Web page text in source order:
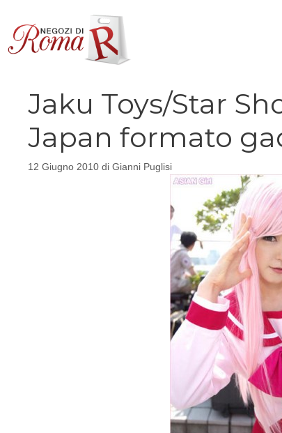
contenuto
Jaku Toys/Star
Japan formato
12 Giugno 2010 di Gianni Puglisi